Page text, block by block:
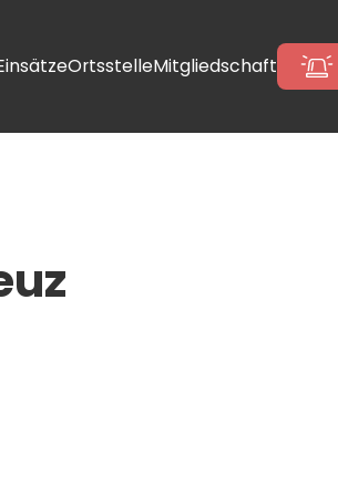
OrtsstelleMitgliedschaft